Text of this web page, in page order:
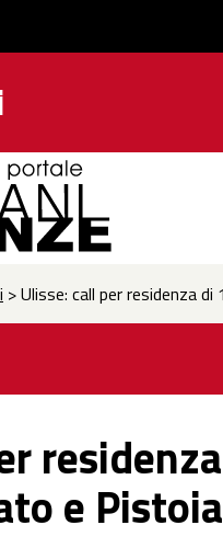
> Ulisse: call per residenza
e Pistoia